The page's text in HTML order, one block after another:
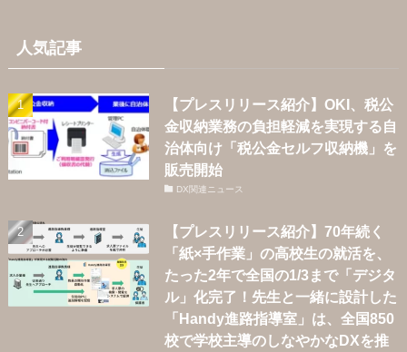
人気記事
【プレスリリース紹介】OKI、税公
金収納業務の負担軽減を実現する自
治体向け「税公金セルフ収納機」を
販売開始
DX関連ニュース
【プレスリリース紹介】70年続く
「紙×手作業」の高校生の就活を、
たった2年で全国の1/3まで「デジタ
ル」化完了！先生と一緒に設計した
「Handy進路指導室」は、全国850
校で学校主導のしなやかなDXを推